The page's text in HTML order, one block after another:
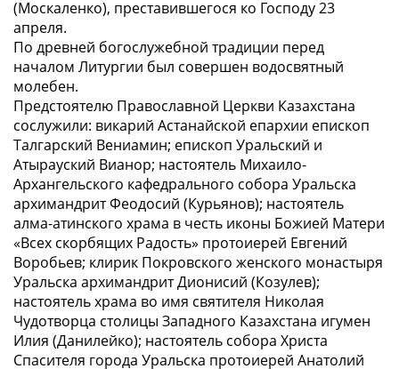
(Москаленко), преставившегося ко Господу 23
апреля.
По древней богослужебной традиции перед
началом Литургии был совершен водосвятный
молебен.
Предстоятелю Православной Церкви Казахстана
сослужили: викарий Астанайской епархии епископ
Талгарский Вениамин; епископ Уральский и
Атырауский Вианор; настоятель Михаило-
Архангельского кафедрального собора Уральска
архимандрит Феодосий (Курьянов); настоятель
алма-атинского храма в честь иконы Божией Матери
«Всех скорбящих Радость» протоиерей Евгений
Воробьев; клирик Покровского женского монастыря
Уральска архимандрит Дионисий (Козулев);
настоятель храма во имя святителя Николая
Чудотворца столицы Западного Казахстана игумен
Илия (Данилейко); настоятель собора Христа
Спасителя города Уральска протоиерей Анатолий